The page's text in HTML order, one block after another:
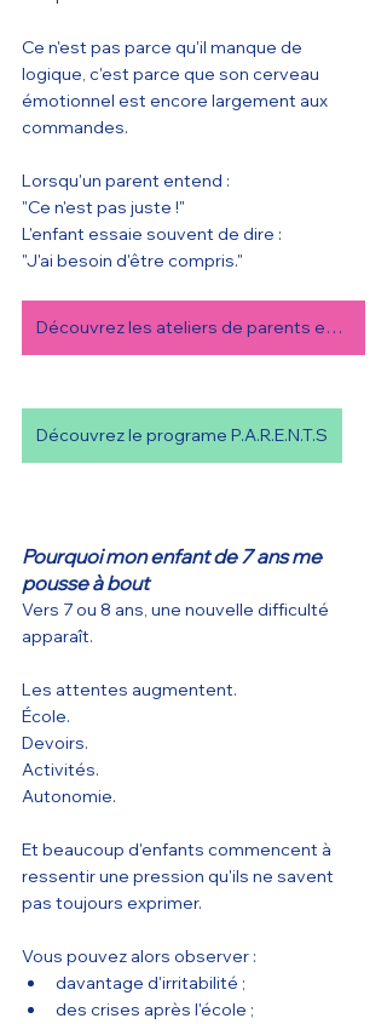
Ce n'est pas parce qu'il manque de
logique, c'est parce que son cerveau
émotionnel est encore largement aux
commandes.
Lorsqu'un parent entend :
"Ce n'est pas juste !"
L'enfant essaie souvent de dire :
"J'ai besoin d'être compris."
Découvrez les ateliers de parents en ligne
Découvrez le programe P.A.R.E.N.T.S
Pourquoi mon enfant de 7 ans me
pousse à bout
Vers 7 ou 8 ans, une nouvelle difficulté
apparaît.
Les attentes augmentent.
École.
Devoirs.
Activités.
Autonomie.
Et beaucoup d'enfants commencent à
ressentir une pression qu'ils ne savent
pas toujours exprimer.
Vous pouvez alors observer :
davantage d'irritabilité ;
des crises après l'école ;